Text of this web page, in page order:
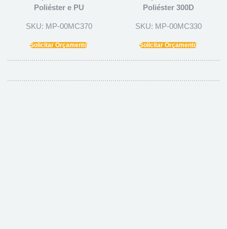
Poliéster e PU
SKU: MP-00MC370
Solicitar Orçamento
Poliéster 300D
SKU: MP-00MC330
Solicitar Orçamento